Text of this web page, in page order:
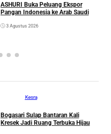
ASHURI Buka Peluang Ekspor
Pangan Indonesia ke Arab Saudi
3 Agustus 2026
Kesra
Bogasari Sulap Bantaran Kali
Kresek Jadi Ruang Terbuka Hijau